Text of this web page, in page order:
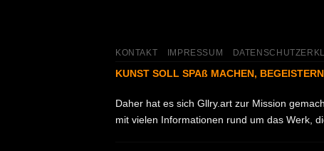
KONTAKT IMPRESSUM
KUNST SOLL SPAß MACHEN,
Daher hat es sich Gllry.art zur Mission
mit vielen Informationen rund um das Werk,